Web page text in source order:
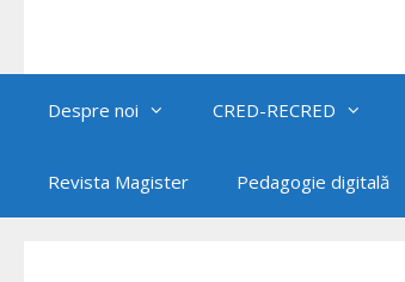
Despre noi CRED-RECRED
Revista Magister Pedagogie digitală